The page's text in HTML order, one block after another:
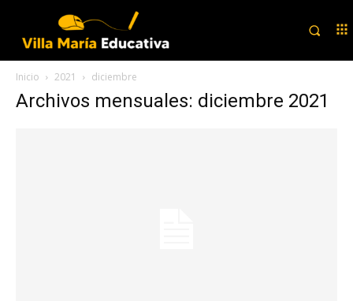
Inicio 2021 diciembre
Archivos mensuales: diciembre 2021